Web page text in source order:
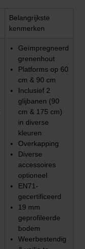
Belangrijkste
kenmerken
Geïmpregneerd
grenenhout
Platforms op 60
cm & 90 cm
Inclusief 2
glijbanen (90
cm & 175 cm)
in diverse
kleuren
Overkapping
Diverse
accessoires
optioneel
EN71-
gecertificeerd
19 mm
geprofileerde
bodem
Weerbestendig